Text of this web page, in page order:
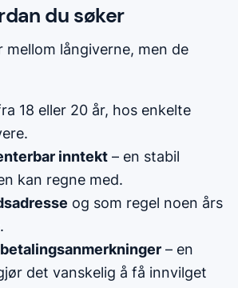
du søker
mellom långiverne, men de
18 eller 20 år, hos enkelte
inntekt – en stabil
kan regne med.
og som regel noen års
– en
det vanskelig å få innvilget